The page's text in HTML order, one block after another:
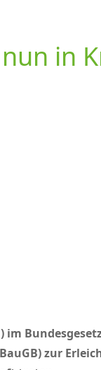
in
im
zur